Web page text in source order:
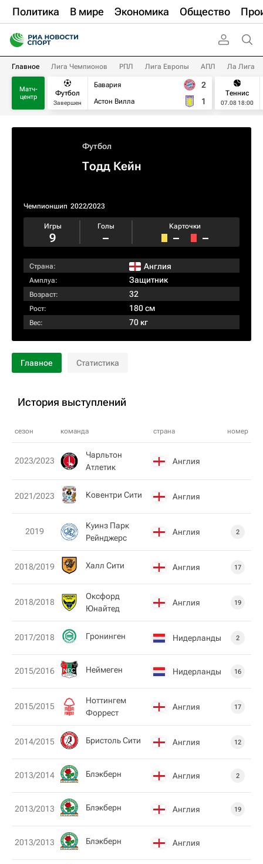
Политика В мире Экономика Общество
Главное Лига Чемпионов РПЛ Лига Европы АПЛ Ла Лига
Матч-
центр
Футбол
Завершен
Бавария
Астон Вилла
2
1
Теннис
07.08 18:00
Футбол
Тодд Кейн
Чемпионшип 2022/2023
Игры
9
Голы
–
Карточки
– –
Страна: Англия
Амплуа: Защитник
Возраст: 32
Рост: 180 см
Вес: 70 кг
Главное Статистика
История выступлений
сезон команда страна номер
2023/2023
Чарльтон
Атлетик
Англия
2021/2023 Ковентри Сити Англия
2019
Куинз Парк
Рейнджерс
Англия 2
2018/2019 Халл Сити Англия 17
2018/2018
Оксфорд
Юнайтед
Англия 19
2017/2018 Гронинген Нидерланды 2
2015/2016 Неймеген Нидерланды 16
2015/2015
Ноттингем
Форрест
Англия 17
2014/2015 Бристоль Сити Англия 12
2013/2014 Блэкберн Англия 2
2013/2013 Блэкберн Англия 19
2013/2013 Блэкберн Англия